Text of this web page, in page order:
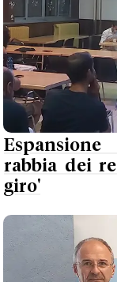
rabbia dei
giro'